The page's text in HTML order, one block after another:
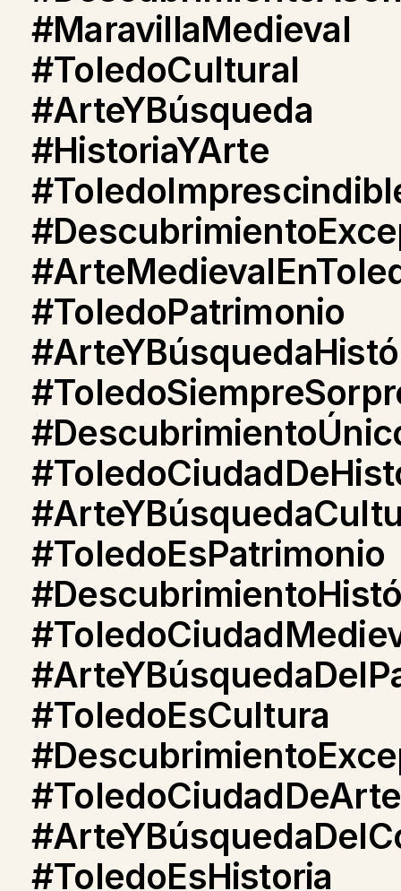
#MaravillaMedieval
#ToledoCultural
#ArteYBúsqueda
#HistoriaYArte
#ToledoPatrimonio
#ToledoEsPatrimonio
#ToledoEsCultura
#ToledoCiudadDeArte
#ToledoEsHistoria